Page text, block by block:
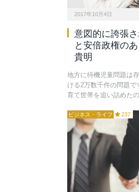
2017年10月4日
意図的に誇張さ
と安倍政権の
貴明
地方に待機児童問題は
ける2万数千件の問題
育て世帯を追い詰めた
ビジネス・ライフ 237